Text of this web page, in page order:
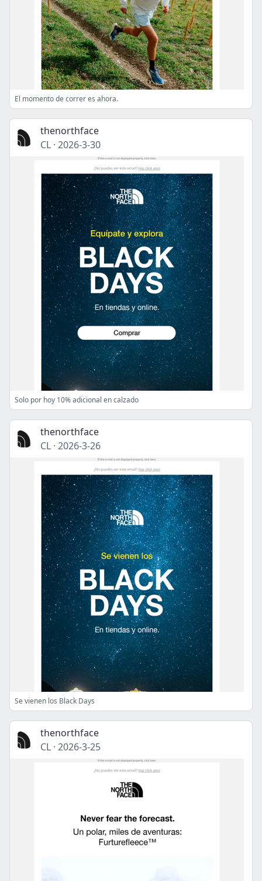
El momento de correr es ahora.
thenorthface
CL · 2026-3-30
Solo por hoy 10% adicional en calzado
thenorthface
CL · 2026-3-26
Se vienen los Black Days
thenorthface
CL · 2026-3-25